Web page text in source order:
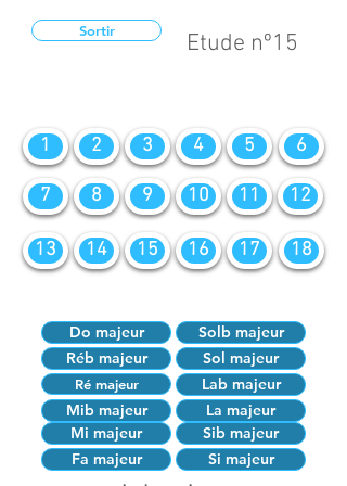
Sortir Etude nº15
1 2 3 4 5 6
7 8 9 10 11 12
13 14 15 16 17 18
Do majeur
Solb majeur
Réb majeur
Sol majeur
Ré majeur
Lab majeur
Mib majeur
Mi majeur
La majeur
Sib majeur
Fa majeur
Si majeur